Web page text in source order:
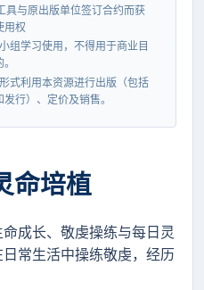
与原出版单位签订合约而获
用权
组学习使用，不得用于商业目
式利用本资源进行出版（包括
行）、定价及销售。
命培植
成长、敬虔操练与每日灵
常生活中操练敬虔，经历